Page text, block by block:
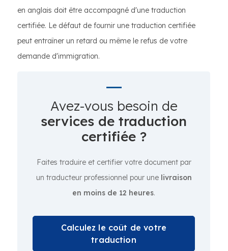
en anglais doit être accompagné d'une traduction
certifiée. Le défaut de fournir une traduction certifiée
peut entraîner un retard ou même le refus de votre
demande d'immigration.
Avez-vous besoin de
services de traduction
certifiée ?
Faites traduire et certifier votre document par
un traducteur professionnel pour une livraison
en moins de 12 heures.
Calculez le coût de votre
traduction